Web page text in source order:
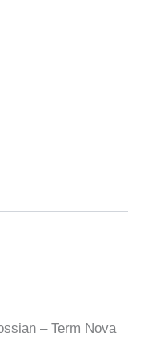
– Term Nova